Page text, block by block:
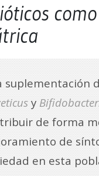
suplementación
y
de forma
de
en esta